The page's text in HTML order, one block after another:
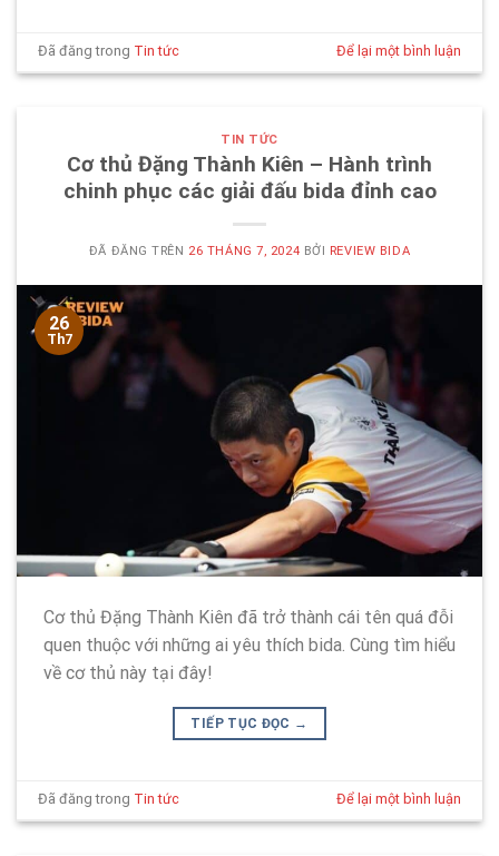
Đã đăng trong Tin tức Để lại một bình luận
TIN TỨC
Cơ thủ Đặng Thành Kiên – Hành trình
chinh phục các giải đấu bida đỉnh cao
ĐÃ ĐĂNG TRÊN 26 THÁNG 7, 2024 BỞI REVIEW BIDA
26
Th7
Cơ thủ Đặng Thành Kiên đã trở thành cái tên quá đỗi
quen thuộc với những ai yêu thích bida. Cùng tìm hiểu
về cơ thủ này tại đây!
TIẾP TỤC ĐỌC →
Đã đăng trong Tin tức Để lại một bình luận